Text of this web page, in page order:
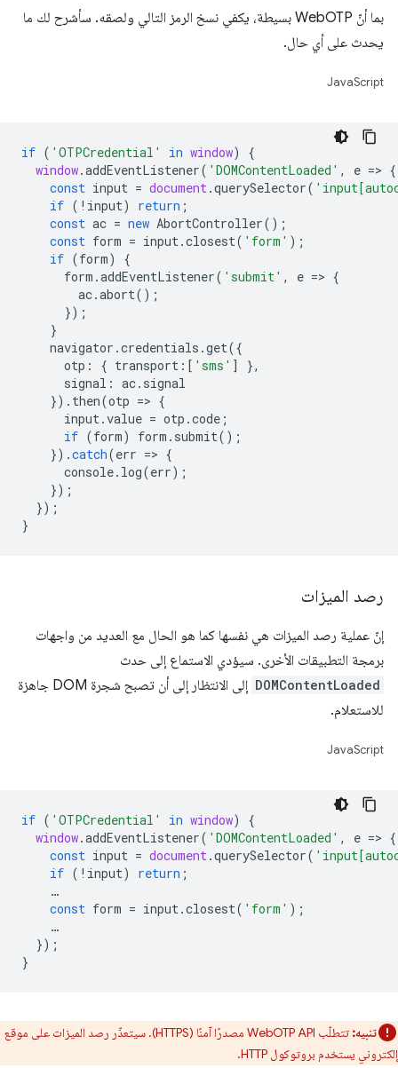
بما أنّ WebOTP بسيطة، يكفي نسخ الرمز التالي ولصقه. سأشرح لك ما
يحدث على أي حال.
JavaScript
if ( 'OTPCredential' in window)
{
window.addEventListener( 'DOMContentLoaded' , e => {
const input = document.querySelector(
if ( ! input) return ;
const ac = new AbortController();
const form = input.closest( 'form' );
if (form)
{
form .addEventListener( 'submit' , e => {
ac.abort();
});
}
navigator .credentials .get({
otp : { transport : [ 'sms' ]
},
signal : ac. signal
}). then(otp => {
input.value = otp .code ;
if (form) form . submit();
}).catch(err => {
console. log(err);
});
});
}
رصد الميزات
إنّ عملية رصد الميزات هي نفسها كما هو الحال مع العديد من واجهات
برمجة التطبيقات الأخرى. سيؤدي الاستماع إلى حدث
DOMContentLoaded
إلى الانتظار إلى أن تصبح شجرة DOM جاهزة
للاستعلام.
JavaScript
if ( 'OTPCredential' in window)
{
window.addEventListener( 'DOMContentLoaded' , e => {
const input = document.querySelector(
if ( ! input) return ;
…
const form = input.closest( 'form' );
…
});
}
تنبيه:
تتطلّب WebOTP API مصدرًا آمنًا (HTTPS). سيتعذّر رصد الميزات على موقع
إلكتروني يستخدم بروتوكول HTTP.